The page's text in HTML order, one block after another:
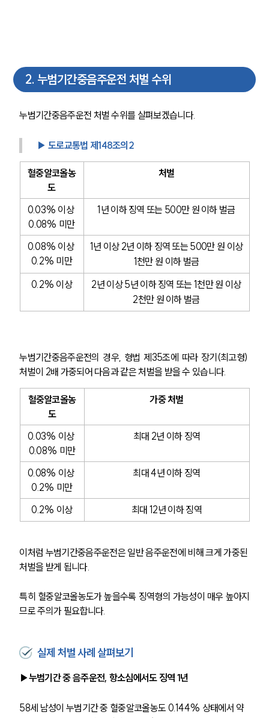
2. 누범기간중음주운전 처벌 수위
누범기간중음주운전 처벌 수위를 살펴보겠습니다.
▶ 도로교통법 제148조의2
혈중알코올농
도
처벌
0.03% 이상
0.08% 미만
1년 이하 징역 또는 500만 원 이하 벌금
0.08% 이상
0.2% 미만
1년 이상 2년 이하 징역 또는 500만 원 이상
1천만 원 이하 벌금
0.2% 이상
2년 이상 5년 이하 징역 또는 1천만 원 이상
2천만 원 이하 벌금
누범기간중음주운전의 경우, 형법 제35조에 따라 장기(최고형)
처벌이 2배 가중되어 다음과 같은 처벌을 받을 수 있습니다.
혈중알코올농
도
가중 처벌
0.03% 이상
0.08% 미만
최대 2년 이하 징역
0.08% 이상
0.2% 미만
최대 4년 이하 징역
0.2% 이상 최대 12년 이하 징역
이처럼 누범기간중음주운전은 일반 음주운전에 비해 크게 가중된
처벌을 받게 됩니다.
특히 혈중알코올농도가 높을수록 징역형의 가능성이 매우 높아지
므로 주의가 필요합니다.
실제 처벌 사례 살펴보기
▶누범기간 중 음주운전, 항소심에서도 징역 1년
58세 남성이 누범기간 중 혈중알코올농도 0.144% 상태에서 약